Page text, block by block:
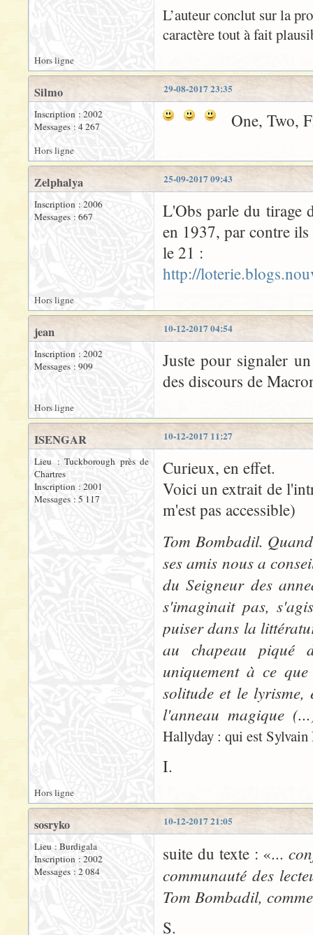
L’auteur conclut sur la
caractère tout à fait
Hors ligne
29-08-2017 23:35
Silmo
Inscription : 2002
Messages : 4 267
One, Two,
Hors ligne
25-09-2017 09:43
Zelphalya
Inscription : 2006
Messages : 667
L'Obs parle du tirage
en 1937, par contre
le 21 :
http://
Hors ligne
10-12-2017 04:54
jean
Inscription : 2002
Messages : 909
Juste pour signaler
des discours de
Hors ligne
10-12-2017 11:27
ISENGAR
Lieu : Tuckborough près de
Chartres
Inscription : 2001
Messages : 5 117
Curieux, en effet.
Voici un extrait de
m'est pas accessible)
Tom Bombadil.
ses amis nous a
du Seigneur des
s'imaginait pas,
puiser dans la
au chapeau piqué
uniquement à ce
solitude et le lyrisme,
l'anneau magique
Hallyday : qui est
I.
Hors ligne
10-12-2017 21:05
sosryko
Lieu : Burdigala
Inscription : 2002
Messages : 2 084
suite du texte : «...
communauté des
Tom Bombadil,
S.